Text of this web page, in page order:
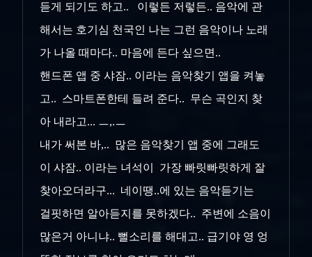
듣게 되기도 하고.. 이렇든 저렇든.. 음악에 관
해서는 호기심 천국인 나는 그런 음악이나 노래
가 나올 때마다.. 마음에 든다 싶으면..
핸드폰 앱 중 샤잠.. 이라는 음악찾기 앱을 켜놓
고.. 스마트폰한테 들려 준다.. 무슨 곡인지 찾
아 내라고... ㅡ,.ㅡ
내가 써본 바,.. 많은 음악찾기 앱 중에 그래도
이 샤잠.. 이라는 녀석이 가장 빠릿빠릿하게 잘
찾아오더라구... 네이땡..에 있는 음악듣기는
걸핏하면 알아듣지를 못하겠다.. 주변에 소음이
많은거 아니냐.. 뻘소리를 해대고.. 급기야 영 엉